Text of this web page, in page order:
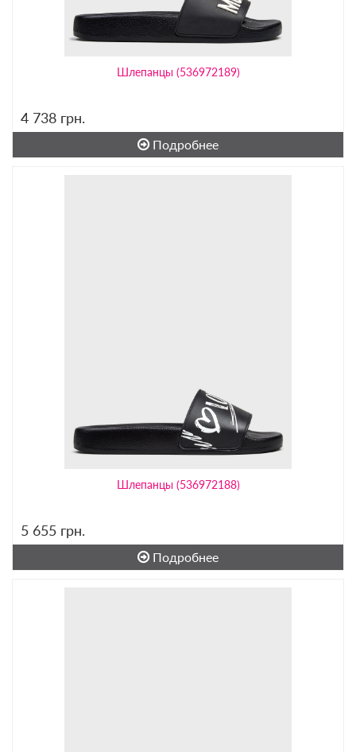
Шлепанцы (536972189)
4 738 грн.
Подробнее
Шлепанцы (536972188)
5 655 грн.
Подробнее